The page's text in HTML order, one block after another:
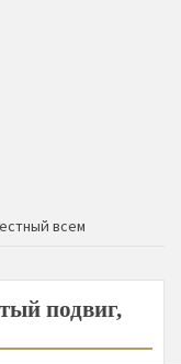
всем
подвиг,